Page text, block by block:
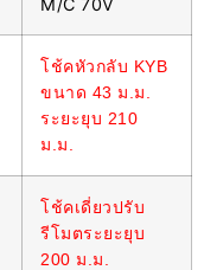
โช้คหัวกลับ KYB
ขนาด 43 ม.ม.
ระยะยุบ 210
ม.ม.
โช้คเดี่ยวปรับ
รีโมตระยะยุบ
200 ม.ม.